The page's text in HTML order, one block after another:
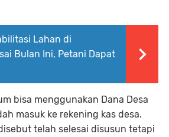
Lahan di
Bulan Ini, Petani Dapat
bisa menggunakan Dana Desa
masuk ke rekening kas desa.
telah selesai disusun tetapi